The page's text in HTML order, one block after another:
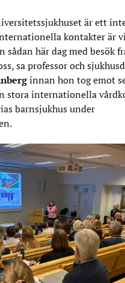
är ett
kontakter är
sådan här dag med besök
sa professor och
innan hon tog emot
stora internationella
barnsjukhus under